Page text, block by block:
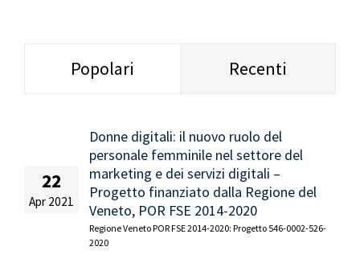
Popolari Recenti
22
Apr 2021
Donne digitali: il nuovo ruolo del
personale femminile nel settore del
marketing e dei servizi digitali –
Progetto finanziato dalla Regione del
Veneto, POR FSE 2014-2020
Regione Veneto POR FSE 2014-2020: Progetto 546-0002-526-
2020